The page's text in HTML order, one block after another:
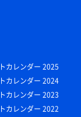
カレンダー 2025
カレンダー 2024
カレンダー 2023
カレンダー 2022